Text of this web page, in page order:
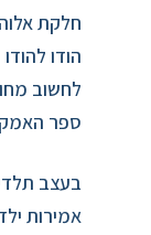
חלקת
הודו להודו
לחשוב
ספר
בעצב
אמירות